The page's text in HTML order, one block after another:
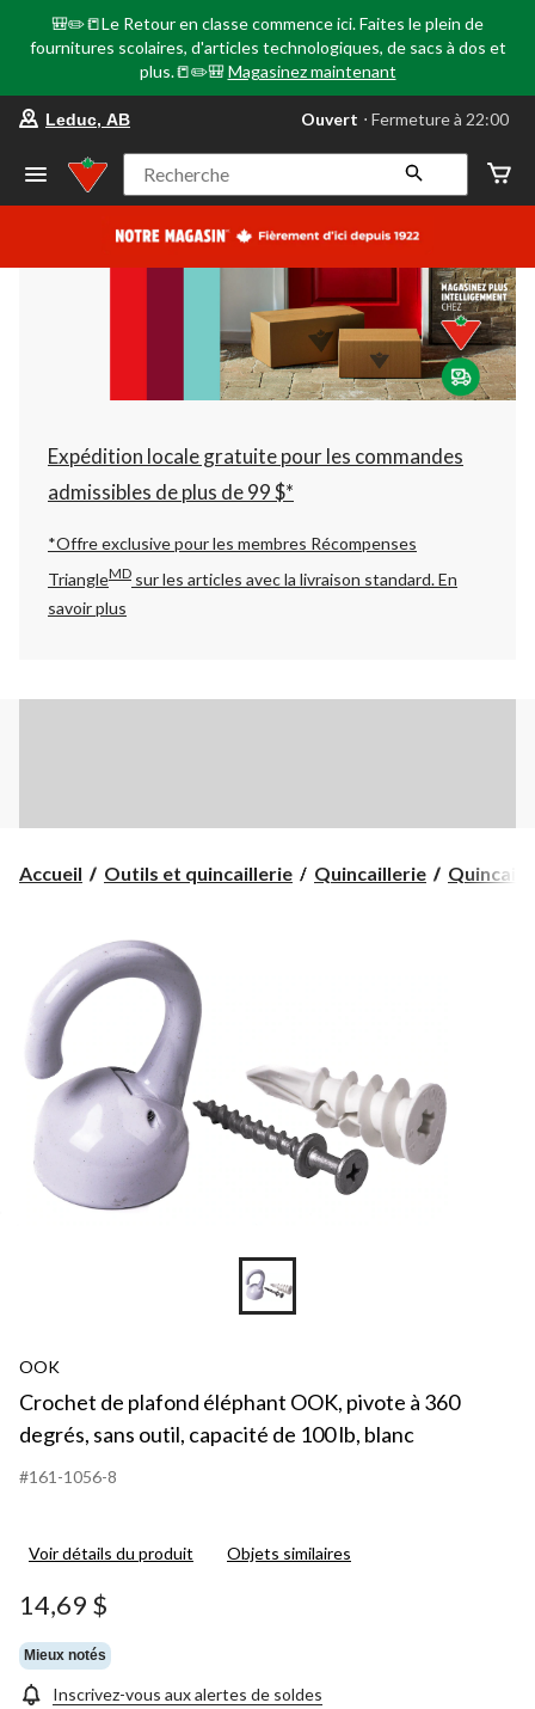
🎒✏️📒Le Retour en classe commence ici. Faites le plein de
fournitures scolaires, d'articles technologiques, de sacs à dos et
plus.📒✏️🎒 Magasinez maintenant
votre
préféré
Leduc,
AB,
courament
Fermeture
à
22:00
cliquer
pour
changer
Leduc, AB Ouvert ⋅ Fermeture à 22:00
Recherche
Expédition locale gratuite pour les commandes
admissibles de plus de 99 $*
*Offre exclusive pour les membres Récompenses
TriangleMD sur les articles avec la livraison standard.En
savoir plus
Accueil Outils et quincaillerie Quincaillerie
OOK
Crochet de plafond éléphant OOK, pivote à 360
degrés, sans outil, capacité de 100 lb, blanc
#161-1056-8
Voir détails du produit Objets similaires
14,69 $
Mieux notés
Inscrivez-vous aux alertes de soldes